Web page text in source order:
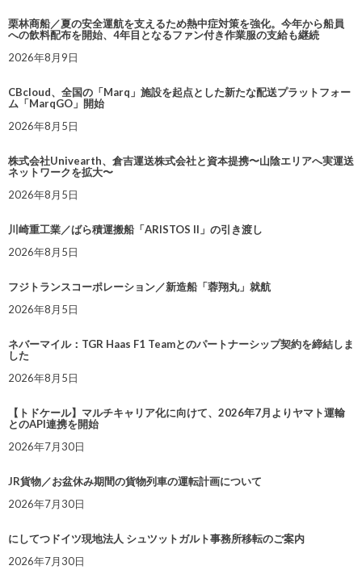
栗林商船／夏の安全運航を支えるため熱中症対策を強化。今年から船員
への飲料配布を開始、4年目となるファン付き作業服の支給も継続
2026年8月9日
CBcloud、全国の「Marq」施設を起点とした新たな配送プラットフォー
ム「MarqGO」開始
2026年8月5日
株式会社Univearth、倉吉運送株式会社と資本提携〜山陰エリアへ実運送
ネットワークを拡大〜
2026年8月5日
川崎重工業／ばら積運搬船「ARISTOS II」の引き渡し
2026年8月5日
フジトランスコーポレーション／新造船「蓉翔丸」就航
2026年8月5日
ネバーマイル：TGR Haas F1 Teamとのパートナーシップ契約を締結しま
した
2026年8月5日
【トドケール】マルチキャリア化に向けて、2026年7月よりヤマト運輸
とのAPI連携を開始
2026年7月30日
JR貨物／お盆休み期間の貨物列車の運転計画について
2026年7月30日
にしてつドイツ現地法人 シュツットガルト事務所移転のご案内
2026年7月30日